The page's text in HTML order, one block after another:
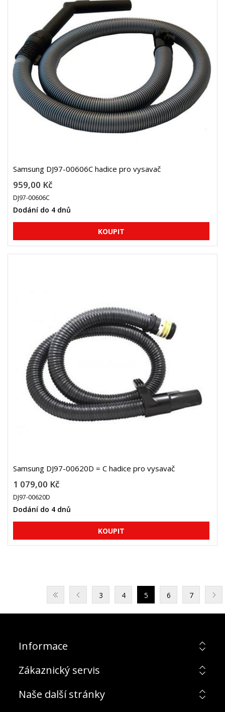
Samsung DJ97-00606C hadice pro vysavač
959,00 Kč
DJ97-00606C
Dodání do 4 dnů
Samsung DJ97-00620D = C hadice pro vysavač
1 079,00 Kč
DJ97-00620D
Dodání do 4 dnů
3 4 5 6 7
Informace
Zákaznický servis
Naše další stránky